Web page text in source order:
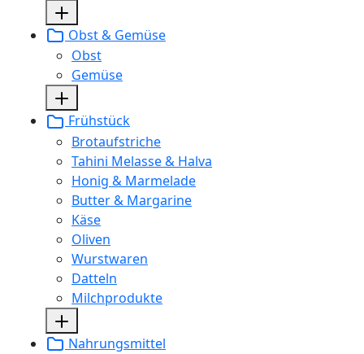
Obst & Gemüse
Obst
Gemüse
Frühstück
Brotaufstriche
Tahini Melasse & Halva
Honig & Marmelade
Butter & Margarine
Käse
Oliven
Wurstwaren
Datteln
Milchprodukte
Nahrungsmittel